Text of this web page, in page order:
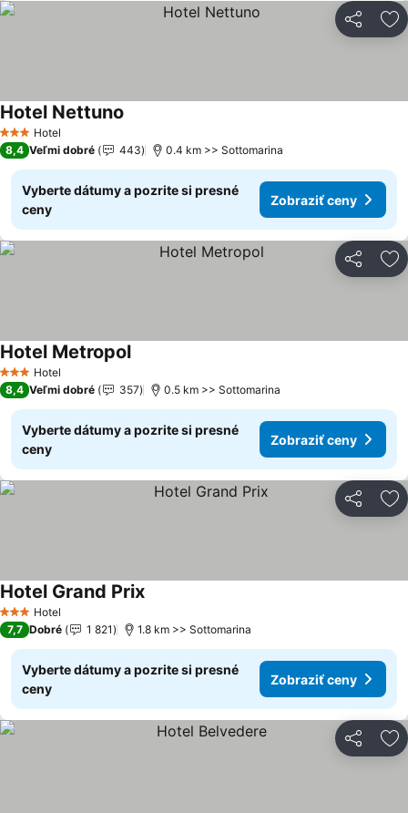
Zdieľať
3 Počet hviezdičiek
Hotel
Hotel Nettuno
8,4 Veľmi dobré 443 0.4 km >> Sottomarina
Vyberte dátumy a pozrite si presné
ceny
Zobraziť ceny
Zdieľať
3 Počet hviezdičiek
Hotel
Hotel Metropol
8,4 Veľmi dobré 357 0.5 km >> Sottomarina
Vyberte dátumy a pozrite si presné
ceny
Zobraziť ceny
Zdieľať
3 Počet hviezdičiek
Hotel
Hotel Grand Prix
7,7 Dobré 1 821 1.8 km >> Sottomarina
Vyberte dátumy a pozrite si presné
ceny
Zobraziť ceny
Zdieľať